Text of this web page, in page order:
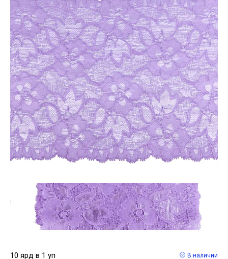
10 ярд в 1 уп
В наличии